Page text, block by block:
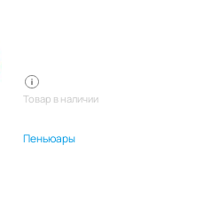
Товар в наличии
Пеньюары